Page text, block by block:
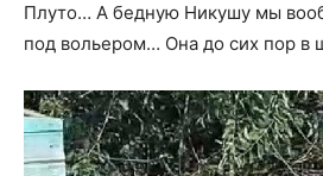
Плуто… А бедную Никушу мы
под вольером… Она до сих пор в